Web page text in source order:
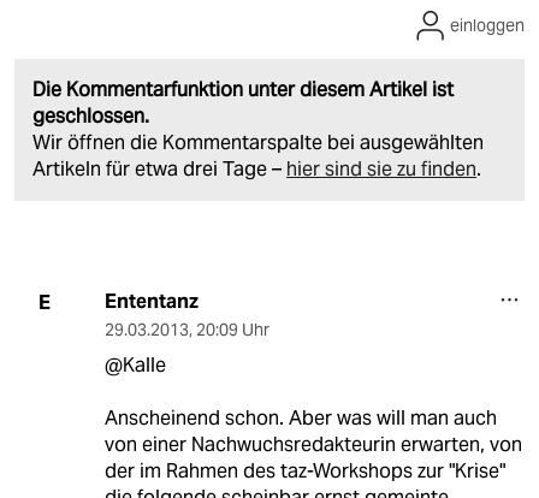
Die Kommentarfunktion unter diesem Artikel ist
geschlossen.
Wir öffnen die Kommentarspalte bei ausgewählten
Artikeln für etwa drei Tage – hier sind sie zu finden.
einloggen
E Ententanz
29.03.2013, 20:09 Uhr
@Kalle
Anscheinend schon. Aber was will man auch
von einer Nachwuchsredakteurin erwarten, von
der im Rahmen des taz-Workshops zur "Krise"